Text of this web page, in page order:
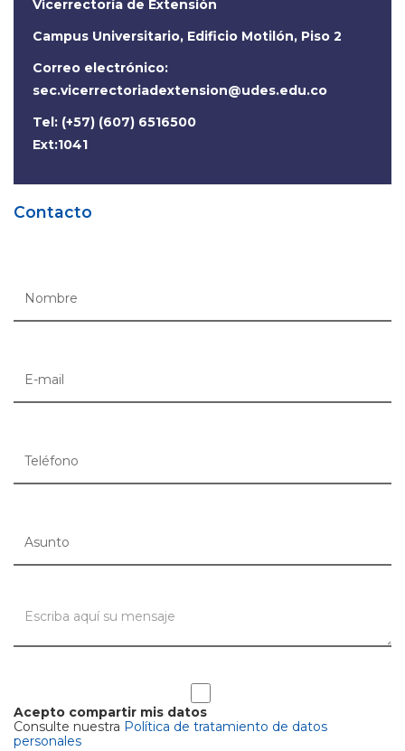
Vicerrectoría de Extensión
Campus Universitario, Edificio Motilón, Piso 2
Correo electrónico:
sec.vicerrectoriadextension@udes.edu.co
Tel: (+57) (607) 6516500
Ext:1041
Contacto
Acepto compartir mis datos
Consulte nuestra Política de tratamiento de datos
personales